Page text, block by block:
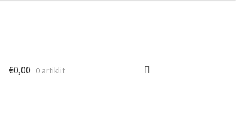
€0,00 0 artiklit